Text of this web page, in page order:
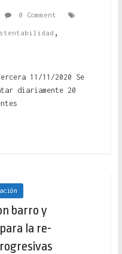
0 Comment
,
11/11/2020 Se
diariamente 20
barro y
la re-